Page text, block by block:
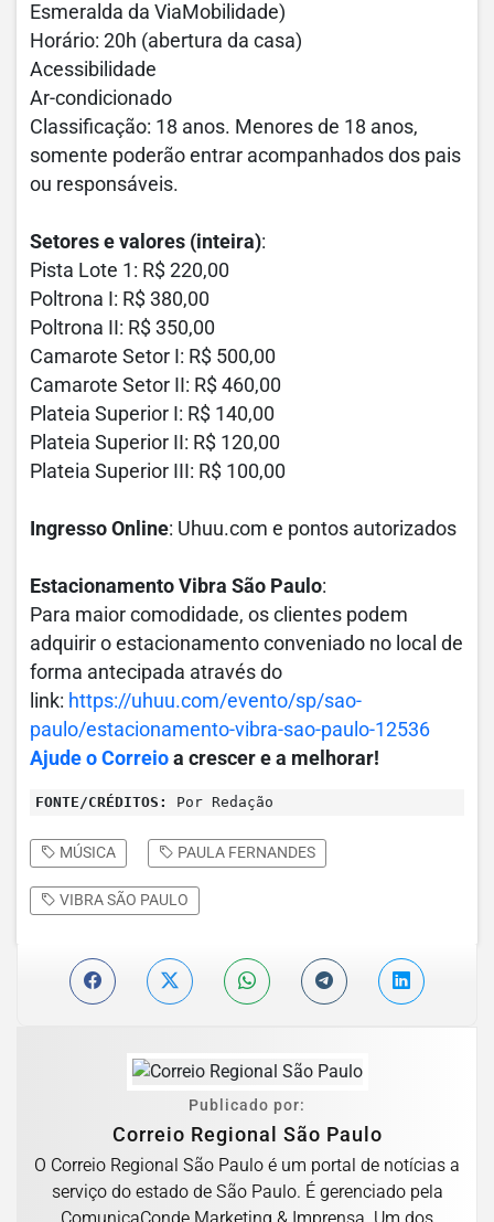
Esmeralda da ViaMobilidade)
Horário: 20h (abertura da casa)
Acessibilidade
Ar-condicionado
Classificação: 18 anos. Menores de 18 anos,
somente poderão entrar acompanhados dos pais
ou responsáveis.
Setores e valores (inteira):
Pista Lote 1: R$ 220,00
Poltrona I: R$ 380,00
Poltrona II: R$ 350,00
Camarote Setor I: R$ 500,00
Camarote Setor II: R$ 460,00
Plateia Superior I: R$ 140,00
Plateia Superior II: R$ 120,00
Plateia Superior III: R$ 100,00
Ingresso Online: Uhuu.com e pontos autorizados
Estacionamento Vibra São Paulo:
Para maior comodidade, os clientes podem
adquirir o estacionamento conveniado no local de
forma antecipada através do
link: https://uhuu.com/evento/sp/sao-
paulo/estacionamento-vibra-sao-paulo-12536
Ajude o Correio a crescer e a melhorar!
FONTE/CRÉDITOS: Por Redação
MÚSICA PAULA FERNANDES
VIBRA SÃO PAULO
Publicado por:
Correio Regional São Paulo
O Correio Regional São Paulo é um portal de notícias a
serviço do estado de São Paulo. É gerenciado pela